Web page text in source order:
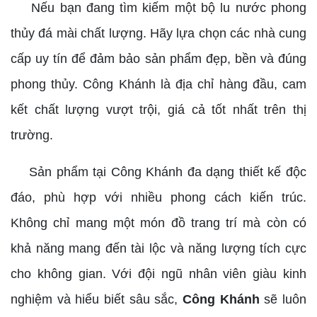
Nếu bạn đang tìm kiếm một bộ lu nước phong
thủy đá mài chất lượng. Hãy lựa chọn các nhà cung
cấp uy tín để đảm bảo sản phẩm đẹp, bền và đúng
phong thủy. Công Khánh là địa chỉ hàng đầu, cam
kết chất lượng vượt trội, giá cả tốt nhất trên thị
trường.
Sản phẩm tại Công Khánh đa dạng thiết kế độc
đáo, phù hợp với nhiều phong cách kiến trúc.
Không chỉ mang một món đồ trang trí mà còn có
khả năng mang đến tài lộc và năng lượng tích cực
cho không gian. Với đội ngũ nhân viên giàu kinh
nghiệm và hiểu biết sâu sắc, Công Khánh sẽ luôn